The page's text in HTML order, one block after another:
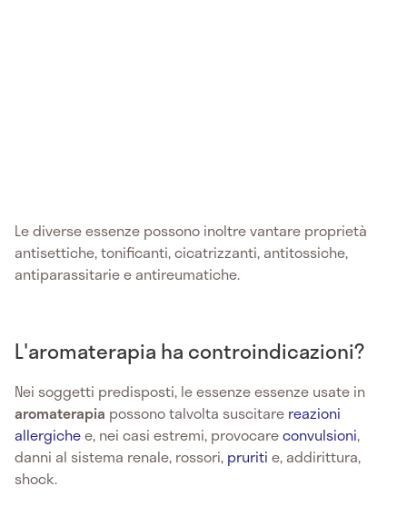
Le diverse essenze possono inoltre vantare proprietà
antisettiche, tonificanti, cicatrizzanti, antitossiche,
antiparassitarie e antireumatiche.
L'aromaterapia ha controindicazioni?
Nei soggetti predisposti, le essenze essenze usate in
aromaterapia possono talvolta suscitare reazioni
allergichee, nei casi estremi, provocareconvulsioni,
danni al sistema renale, rossori, pruriti e, addirittura,
shock.